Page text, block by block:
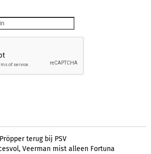
terug bij PSV
Veerman mist alleen Fortuna